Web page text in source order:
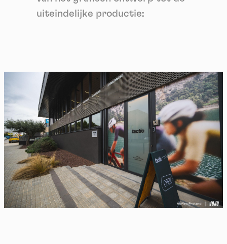
uiteindelijke productie: